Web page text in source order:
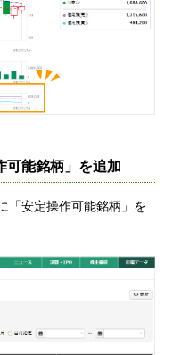
可能銘柄」を追加
「安定操作可能銘柄」を